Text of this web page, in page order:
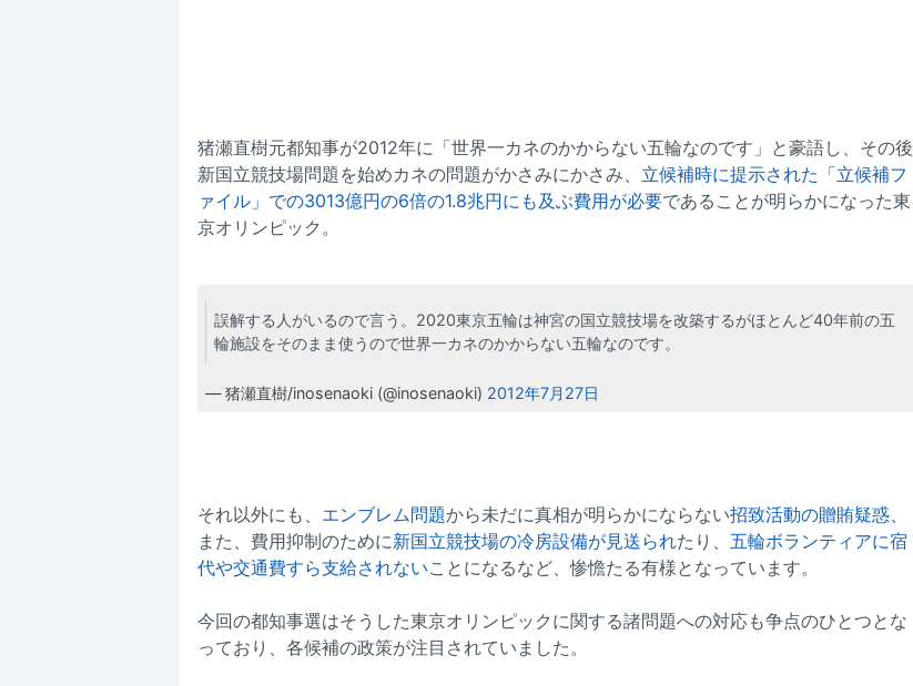
猪瀬直樹元都知事が2012年に「世界一カネのかからない五輪なのです」と豪語し、その後
新国立競技場問題を始めカネの問題がかさみにかさみ、 立候補時に提示された「立候補フ
ァイル」での3013億円の6倍の1.8兆円にも及ぶ費用が必要であることが明らかになった東
京オリンピック。
誤解する人がいるので言う。2020東京五輪は神宮の国立競技場を改築するがほとんど40年前の五
輪施設をそのまま使うので世界一カネのかからない五輪なのです。
— 猪瀬直樹/inosenaoki (@inosenaoki) 2012年7月27日
それ以外にも、 エンブレム問題から未だに真相が明らかにならない招致活動の贈賄疑惑
また、費用抑制のために新国立競技場の冷房設備が見送られたり、 五輪ボランティアに宿
代や交通費すら支給されないことになるなど、惨憺たる有様となっています。
今回の都知事選はそうした東京オリンピックに関する諸問題への対応も争点のひとつとな
っており、各候補の政策が注目されていました。